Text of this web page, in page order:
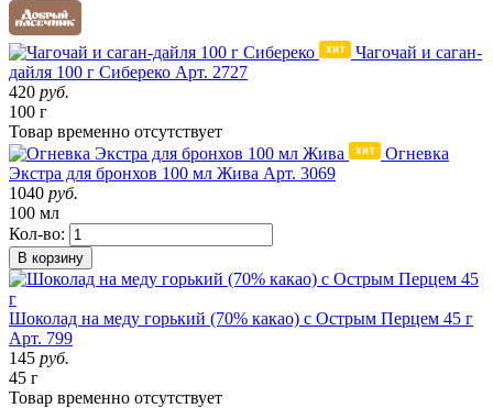
Чагочай и саган-
дайля 100 г Сибереко Арт. 2727
420 руб.
100 г
Товар временно отсутствует
Огневка
Экстра для бронхов 100 мл Жива Арт. 3069
1040 руб.
100 мл
Кол-во:
В корзину
Шоколад на меду горький (70% какао) с Острым Перцем 45 г
Арт. 799
145 руб.
45 г
Товар временно отсутствует